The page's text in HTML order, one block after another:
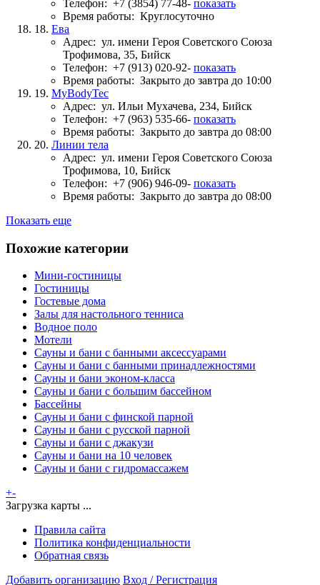
Телефон: +7 (3854) 77-48- показать
Время работы: Круглосуточно
18. Ева
Адрес: ул. имени Героя Советского Союза
Трофимова, 35, Бийск
Телефон: +7 (913) 020-92- показать
Время работы: Закрыто до завтра до 10:00
19. MyBodyTec
Адрес: ул. Ильи Мухачева, 234, Бийск
Телефон: +7 (963) 535-66- показать
Время работы: Закрыто до завтра до 08:00
20. Линии тела
Адрес: ул. имени Героя Советского Союза
Трофимова, 10, Бийск
Телефон: +7 (906) 946-09- показать
Время работы: Закрыто до завтра до 08:00
Показать еще
Похожие категории
Мини-гостиницы
Гостиницы
Гостевые дома
Залы для настольного тенниса
Водное поло
Мотели
Сауны и бани с банными аксессуарами
Сауны и бани с банными принадлежностями
Сауны и бани эконом-класса
Сауны и бани с большим бассейном
Бассейны
Сауны и бани с финской парной
Сауны и бани с русской парной
Сауны и бани с джакузи
Сауны и бани на 10 человек
Сауны и бани с гидромассажем
+-
Загрузка карты ...
Правила сайта
Политика конфиденциальности
Обратная связь
Добавить организацию Вход / Регистрация